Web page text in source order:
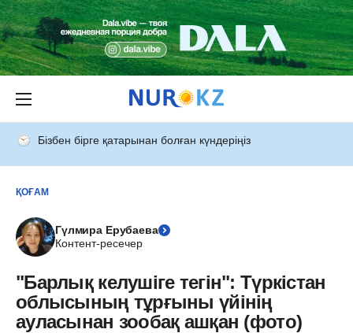
Бізбен бірге қатарынан болған күндеріңіз
ҚОҒАМ
Гүлмира Ерубаева
Контент-ресечер
"Барлық келушіге тегін": Түркістан
облысының тұрғыны үйінің
ауласынан зообақ ашқан (фото)